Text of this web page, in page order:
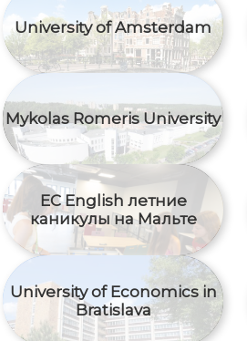
University of Amsterdam
Mykolas Romeris University
EC English летние
каникулы на Мальте
University of Economics in
Bratislava